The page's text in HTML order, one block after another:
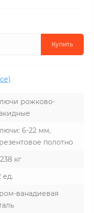
Купить
рожково-
6-22 мм,
полотно
кг
ед.
ванадиевая